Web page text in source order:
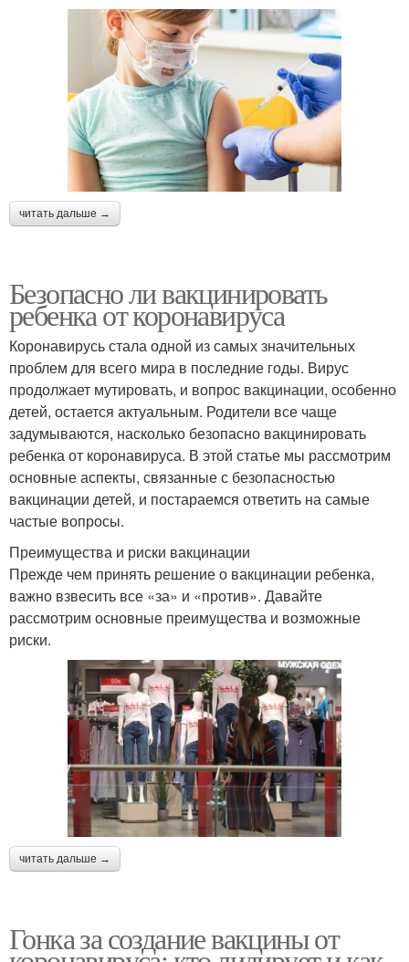
читать дальше →
Безопасно ли вакцинировать
ребенка от коронавируса
Коронавирусь стала одной из самых значительных
проблем для всего мира в последние годы. Вирус
продолжает мутировать, и вопрос вакцинации, особенно
детей, остается актуальным. Родители все чаще
задумываются, насколько безопасно вакцинировать
ребенка от коронавируса. В этой статье мы рассмотрим
основные аспекты, связанные с безопасностью
вакцинации детей, и постараемся ответить на самые
частые вопросы.
Преимущества и риски вакцинации
Прежде чем принять решение о вакцинации ребенка,
важно взвесить все «за» и «против». Давайте
рассмотрим основные преимущества и возможные
риски.
читать дальше →
Гонка за создание вакцины от